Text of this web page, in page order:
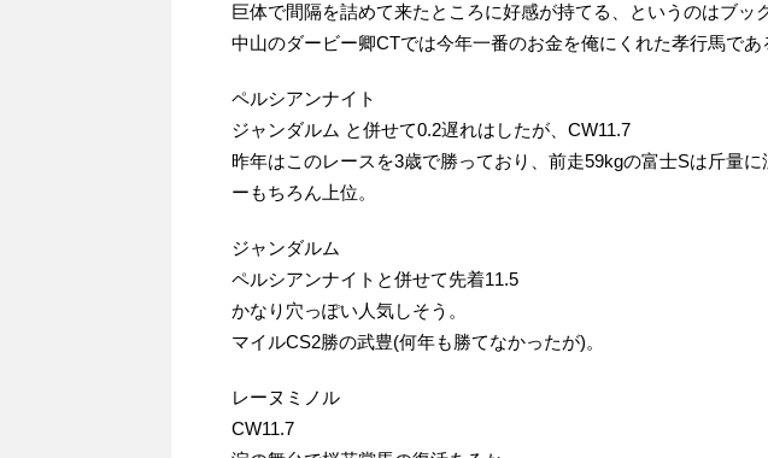
巨体で間隔を詰めて来たところに好感が持てる、というのはブッ
中山のダービー卿CTでは今年一番のお金を俺にくれた孝行馬であ
ペルシアンナイト
ジャンダルム と併せて0.2遅れはしたが、CW11.7
昨年はこのレースを3歳で勝っており、前走59kgの富士Sは斤量
ーもちろん上位。
ジャンダルム
ペルシアンナイトと併せて先着11.5
かなり穴っぽい人気しそう。
マイルCS2勝の武豊(何年も勝てなかったが)。
レーヌミノル
CW11.7